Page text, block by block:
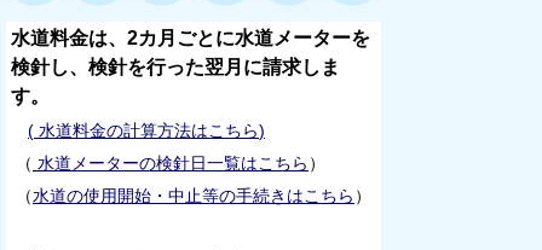
水道料金は、2カ月ごとに水道メーターを
検針し、検針を行った翌月に請求しま
す。
( 水道料金の計算方法はこちら)
（ 水道メーターの検針日一覧はこちら ）
（水道の使用開始・中止等の手続きはこちら ）